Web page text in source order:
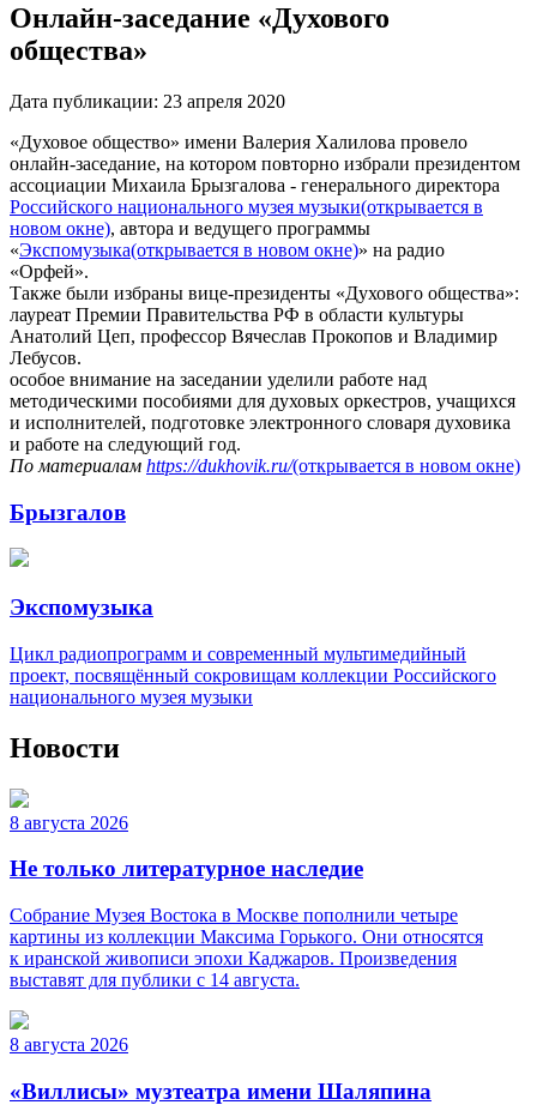
Онлайн-заседание «Духового
общества»
Дата публикации: 23 апреля 2020
«Духовое общество» имени Валерия Халилова провело
онлайн-заседание, на котором повторно избрали президентом
ассоциации Михаила Брызгалова ‑ генерального директора
Российского национального музея музыки(открывается в
новом окне), автора и ведущего программы
«Экспомузыка(открывается в новом окне)» на радио
«Орфей».
Также были избраны вице-президенты «Духового общества»:
лауреат Премии Правительства РФ в области культуры
Анатолий Цеп, профессор Вячеслав Прокопов и Владимир
Лебусов.
особое внимание на заседании уделили работе над
методическими пособиями для духовых оркестров, учащихся
и исполнителей, подготовке электронного словаря духовика
и работе на следующий год.
По материалам https://dukhovik.ru/(открывается в новом окне)
Брызгалов
Экспомузыка
Цикл радиопрограмм и современный мультимедийный
проект, посвящённый сокровищам коллекции Российского
национального музея музыки
Новости
8 августа 2026
Не только литературное наследие
Собрание Музея Востока в Москве пополнили четыре
картины из коллекции Максима Горького. Они относятся
к иранской живописи эпохи Каджаров. Произведения
выставят для публики с 14 августа.
8 августа 2026
«Виллисы» музтеатра имени Шаляпина